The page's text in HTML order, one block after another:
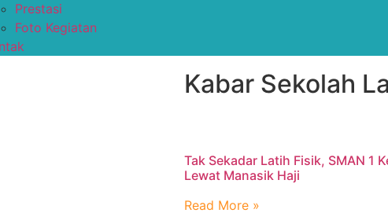
Prestasi
Foto Kegiatan
Kabar Sekolah
Tak Sekadar Latih Fisik, SMAN 1
Lewat Manasik Haji
Read More »